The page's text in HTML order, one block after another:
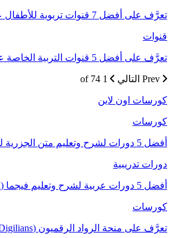
تعرَّف على أفضل 7 قنوات تربوية للأطفال على التلجرام!
قنوات
تعرَّف على أفضل 5 قنوات التربية الخاصة على التلجرام!
التالي 1 of 74
كورسات اون لاين
كورسات
أفضل 5 دورات لشرح وتعليم متن الجزرية للشيخ محمد بن الجزري!
دورات تدريبية
أفضل 5 دورات عربية لشرح وتعليم فيجما (Figma) من الصفر…
كورسات
تعرَّف على منحة الرواد الرقميون (Digilians)!